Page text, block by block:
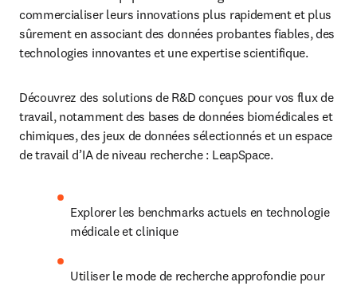
commercialiser leurs innovations plus rapidement et plus
sûrement en associant des données probantes fiables, des
technologies innovantes et une expertise scientifique.
Découvrez des solutions de R&D conçues pour vos flux de
travail, notamment des bases de données biomédicales et
chimiques, des jeux de données sélectionnés et un espace
de travail d’IA de niveau recherche : LeapSpace.
Explorer les benchmarks actuels en technologie
médicale et clinique
Utiliser le mode de recherche approfondie pour